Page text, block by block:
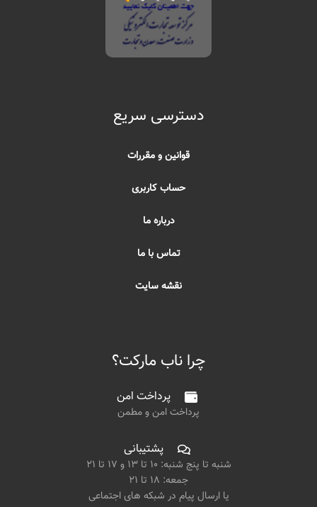
دسترسی سریع
قوانین و مقررات
حساب کاربری
درباره ما
تماس با ما
نقشه سایت
چرا ناب مارکت؟
پرداخت امن
پرداخت امن و مطمن
پشتیبانی
شنبه تا پنج شنبه: ۱۰ تا ۱۳ و ۱۷ تا ۲۱
جمعه: ۱۸ تا ۲۱
یا ارسال پیام در شبکه های اجتماعی